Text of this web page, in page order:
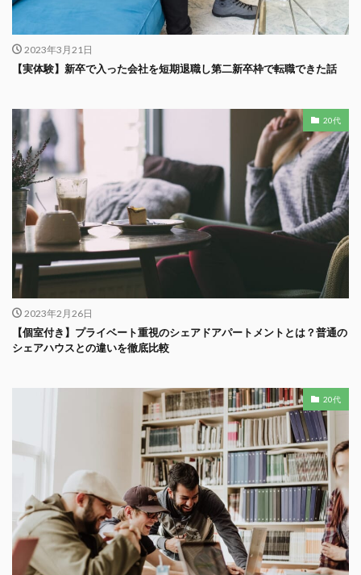
2023年3月21日
【実体験】新卒で入った会社を短期退職し第二新卒枠で転職できた話
20代
2023年2月26日
【個室付き】プライベート重視のシェアドアパートメントとは？普通の
シェアハウスとの違いを徹底比較
20代